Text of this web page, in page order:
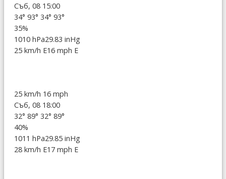
Съб, 08 15:00
34° 93° 34° 93°
35%
1010 hPa29.83 inHg
25 km/h E16 mph E
25 km/h 16 mph
Съб, 08 18:00
32° 89° 32° 89°
40%
1011 hPa29.85 inHg
28 km/h E17 mph E